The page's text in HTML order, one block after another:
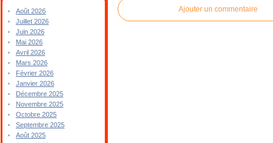
Août 2026
Juillet 2026
Juin 2026
Mai 2026
Avril 2026
Mars 2026
Février 2026
Janvier 2026
Décembre 2025
Novembre 2025
Octobre 2025
Septembre 2025
Août 2025
Ajouter un commentaire